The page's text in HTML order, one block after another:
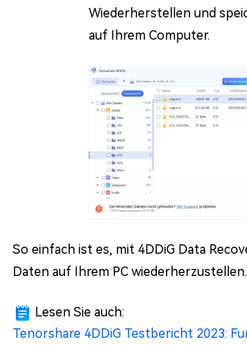
Wiederherstellen und
auf Ihrem Computer.
So einfach ist es, mit 4DDiG Data
Daten auf Ihrem PC wiederherzustellen.
Lesen Sie auch:
Tenorshare 4DDiG Testbericht 2023: